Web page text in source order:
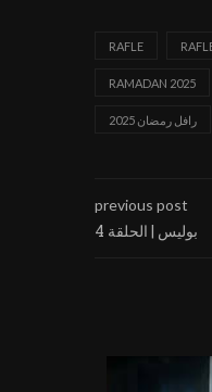
RAFLE
RAMADAN 2025
رافل رمضان 2025
previous post
بوليس | الحلقة 4